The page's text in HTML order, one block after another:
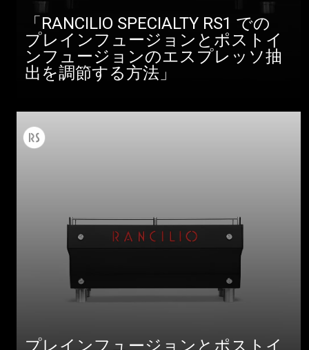
「RANCILIO SPECIALTY RS1 での
プレインフュージョンとポストイ
ンフュージョンのエスプレッソ抽
出を調節する方法」
プレインフュージョンとポストイ